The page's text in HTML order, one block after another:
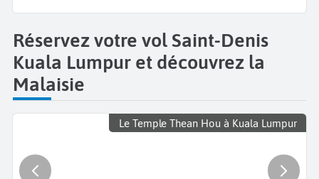
Réservez votre vol Saint-Denis
Kuala Lumpur et découvrez la
Malaisie
Le Temple Thean Hou à Kuala Lumpur